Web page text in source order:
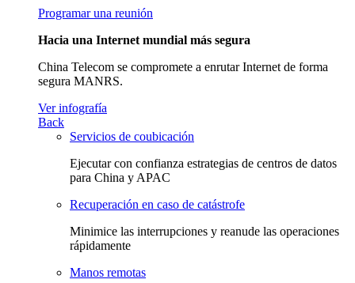
Programar una reunión
Hacia una Internet mundial más segura
China Telecom se compromete a enrutar Internet de forma
segura MANRS.
Ver infografía
Back
Servicios de coubicación
Ejecutar con confianza estrategias de centros de datos
para China y APAC
Recuperación en caso de catástrofe
Minimice las interrupciones y reanude las operaciones
rápidamente
Manos remotas